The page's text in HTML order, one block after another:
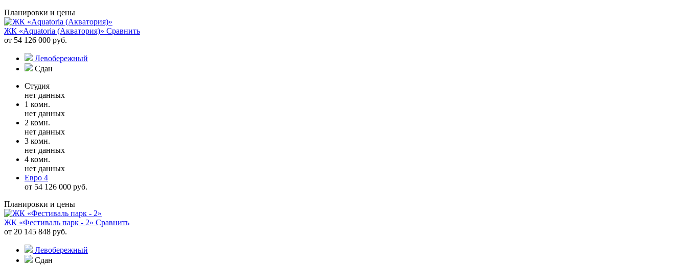
Планировки и цены
ЖК «Aquatoria (Акватория)» Сравнить
от 54 126 000 руб.
Левобережный
Сдан
Студия
нет данных
1 комн.
нет данных
2 комн.
нет данных
3 комн.
нет данных
4 комн.
нет данных
Евро 4
от 54 126 000 руб.
Планировки и цены
ЖК «Фестиваль парк - 2» Сравнить
от 20 145 848 руб.
Левобережный
Сдан